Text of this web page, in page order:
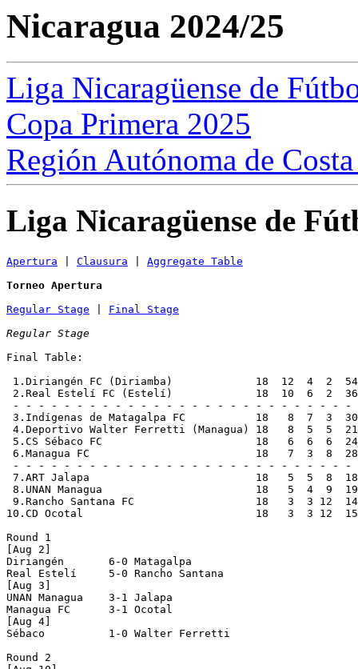
Nicaragua 2024/25
Liga Nicaragüense de
Copa Primera 2025
Región Autónoma de
Liga Nicaragüense de
Apertura Clausura
Aggregate Table
Torneo Apertura
Regular Stage
Final Stage
Regular Stage
Final Table:
1.Diriangén FC (Diriamba)             18  12  4  2
2.Real Estelí FC (Estelí)             18  10  6  2
- - - - - - - - - - - - - - - - - - - - - - - - - - -
3.Indígenas de Matagalpa FC           18   8  7  3
4.Deportivo Walter Ferretti (Managua) 18   8  5  5
5.CS Sébaco FC                        18   6  6  6
6.Managua FC                          18   7  3  8
- - - - - - - - - - - - - - - - - - - - - - - - - - -
7.ART Jalapa                          18   5  5  8  18-
8.UNAN Managua                        18   5  4  9
9.Rancho Santana FC                   18   3  3 12
10.CD Ocotal                           18   3  3 12
Round 1
[Aug 2]
Diriangén       6-0 Matagalpa
Real Estelí     5-0 Rancho Santana
[Aug 3]
UNAN Managua    3-1 Jalapa
Managua FC      3-1 Ocotal
[Aug 4]
Sébaco          1-0 Walter Ferretti
Round 2